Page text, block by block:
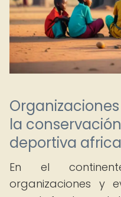
la
deportiva
En el
organizaciones y